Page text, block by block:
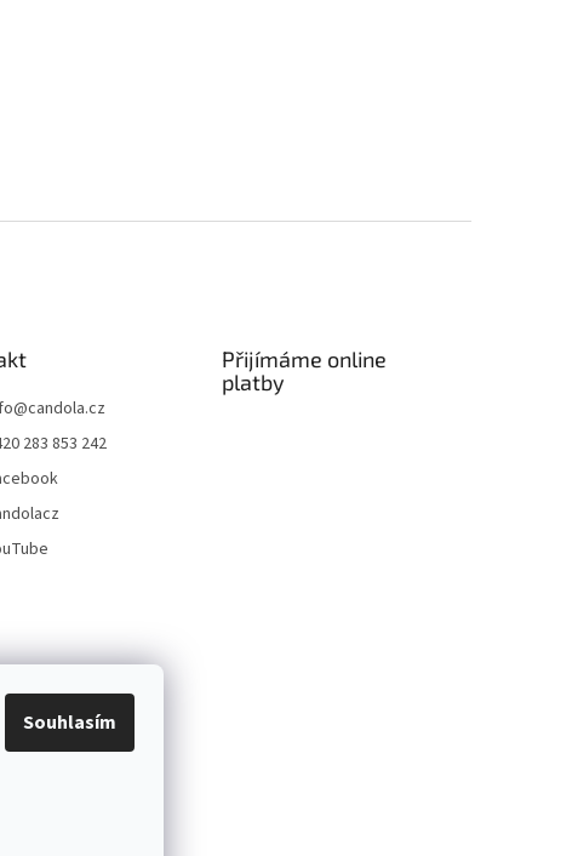
Souhlasím
@candola.cz
283 853 242
Přijímáme online
platby